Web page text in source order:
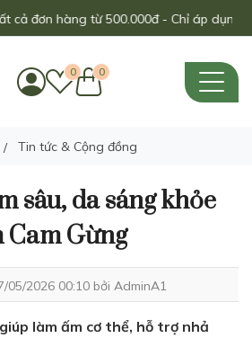
hàng từ 500.000đ - Chỉ áp dụng
0 0
Tin tức & Cộng đồng
sâu, da sáng khỏe
Cam Gừng
05/2026 00:10 bởi AdminA1
làm ấm cơ thể, hỗ trợ nhả